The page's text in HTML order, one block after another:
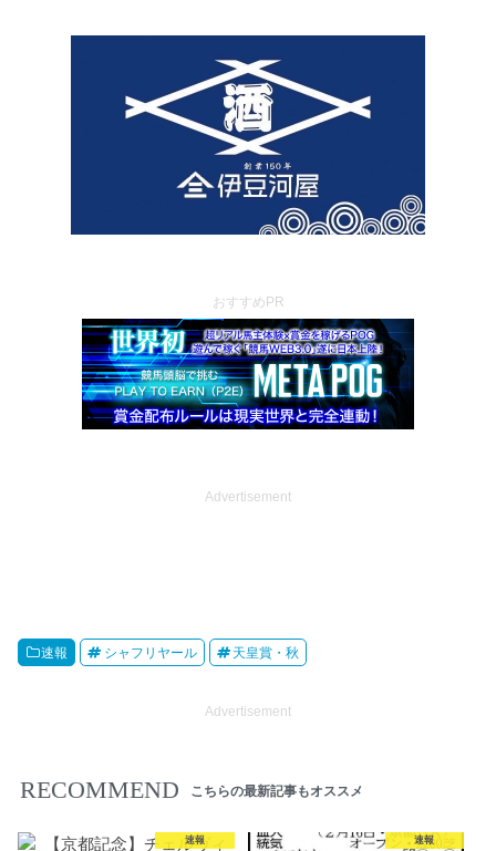
おすすめPR
Advertisement
速報 シャフリヤール 天皇賞・秋
Advertisement
RECOMMEND こちらの最新記事もオススメ
速報 速報